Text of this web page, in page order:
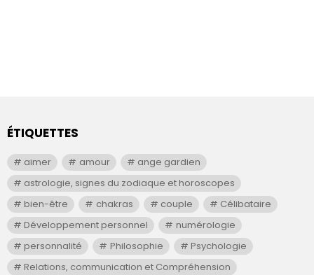
ÉTIQUETTES
aimer amour
ange gardien
astrologie, signes du zodiaque et horoscopes
bien-être
chakras couple
Célibataire
Développement personnel
numérologie
personnalité
Philosophie
Psychologie
Relations, communication et Compréhension